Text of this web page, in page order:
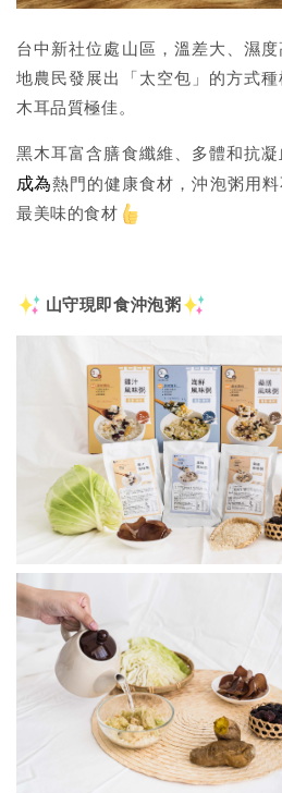
台中新社位處山區，溫差大、濕
地農民發展出「太空包」的方式
木耳品質極佳。
黑木耳富含膳食纖維、多體和抗
成為熱門的健康食材，沖泡粥用
最美味的食材
山守現即食沖泡粥